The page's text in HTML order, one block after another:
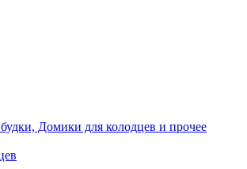
Домики для колодцев и прочее